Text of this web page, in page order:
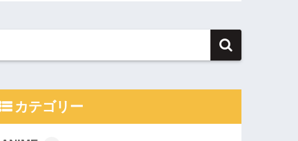
カテゴリー